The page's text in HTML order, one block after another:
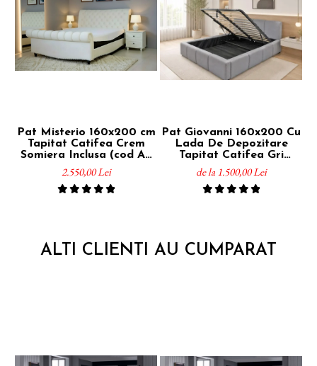
Pat Misterio 160x200 cm
Tapitat Catifea Crem
Somiera Inclusa (cod AF
3589-01)
2.550,00 Lei
Pat Giovanni 160x200 Cu
Lada De Depozitare
Tapitat Catifea Gri
Somiera Inclusa
de la 1.500,00 Lei
ALTI CLIENTI AU CUMPARAT